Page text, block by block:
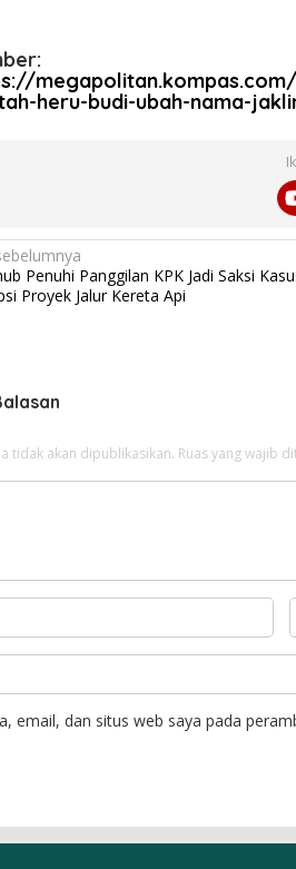
heru-budi-ubah-nama-
Penuhi Panggilan KPK Jadi Saksi
Proyek Jalur Kereta Api
tidak akan dipublikasikan. Ruas yang wajib
email, dan situs web saya pada